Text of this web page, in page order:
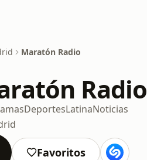
Maratón Radio
Radio
DeportesLatinaNoticias
Favoritos